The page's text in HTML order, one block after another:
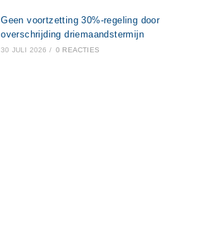
Geen voortzetting 30%-regeling door
overschrijding driemaandstermijn
30 JULI 2026 / 0 REACTIES